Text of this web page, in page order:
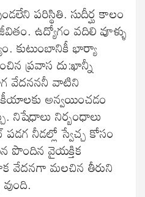
పరిస్థితి. సుదీర్ఘ కాలం
ఉద్యోగం వదిలి వూళ్ళు
కుటుంబానికీ భార్యా
ప్రవాస దు:ఖాన్నీ
వేదనననీ వాటిని
అన్వయించడం
నిషేధాలు నిర్బంధాలు
నీడల్లో స్వేచ్చ కోసం
పొందిన వైయక్తిక
వేదనగా మలచిన తీరుని